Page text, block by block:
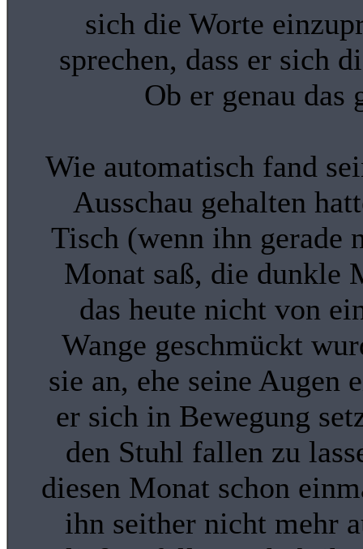
sich die Worte
sprechen, dass er sich
Ob er genau das
Wie automatisch fand
Ausschau gehalten
Tisch (wenn ihn gerade
Monat saß, die dunkle
das heute nicht von
Wange geschmückt
sie an, ehe seine Augen
er sich in Bewegung
den Stuhl fallen zu
diesen Monat schon
ihn seither nicht mehr